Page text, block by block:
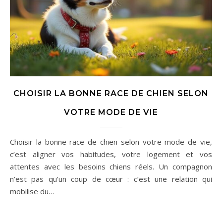
CHOISIR LA BONNE RACE DE CHIEN SELON
VOTRE MODE DE VIE
Choisir la bonne race de chien selon votre mode de vie,
c’est aligner vos habitudes, votre logement et vos
attentes avec les besoins chiens réels. Un compagnon
n’est pas qu’un coup de cœur : c’est une relation qui
mobilise du…